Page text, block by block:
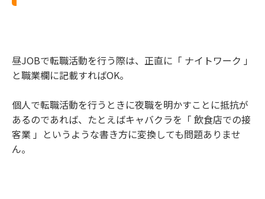
昼JOBで転職活動を行う際は、正直に「 ナイトワーク 」
と職業欄に記載すればOK。
個人で転職活動を行うときに夜職を明かすことに抵抗が
あるのであれば、たとえばキャバクラを「 飲食店での接
客業 」というような書き方に変換しても問題ありませ
ん。